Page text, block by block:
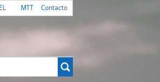
MTT Contacto